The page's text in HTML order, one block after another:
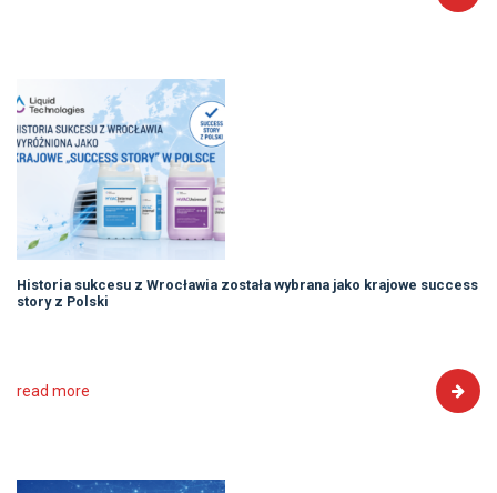
Historia sukcesu z Wrocławia została wybrana jako krajowe success
story z Polski
read more